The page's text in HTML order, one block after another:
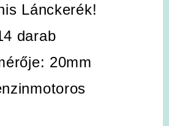
Lánckerék!
darab
20mm